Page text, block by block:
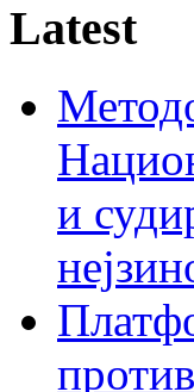
Latest
и